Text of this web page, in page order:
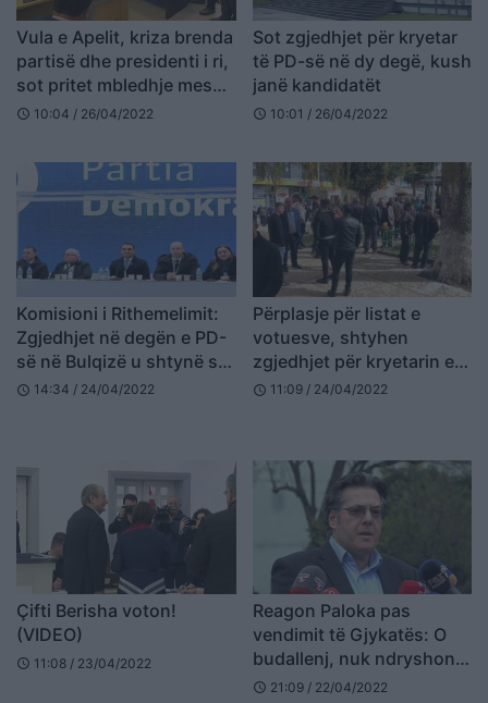
Vula e Apelit, kriza brenda
partisë dhe presidenti i ri,
sot pritet mbledhje mes
demokratëve
schedule 10:04 / 26/04/2022
Sot zgjedhjet për kryetar
të PD-së në dy degë, kush
janë kandidatët
schedule 10:01 / 26/04/2022
Komisioni i Rithemelimit:
Zgjedhjet në degën e PD-
së në Bulqizë u shtynë se
nuk pati konsensus
schedule 14:34 / 24/04/2022
Përplasje për listat e
votuesve, shtyhen
zgjedhjet për kryetarin e
degës së PD në Bulqizë
schedule 11:09 / 24/04/2022
Çifti Berisha voton!
(VIDEO)
schedule 11:08 / 23/04/2022
Reagon Paloka pas
vendimit të Gjykatës: O
budallenj, nuk ndryshon
historia e as demokratët
schedule 21:09 / 22/04/2022